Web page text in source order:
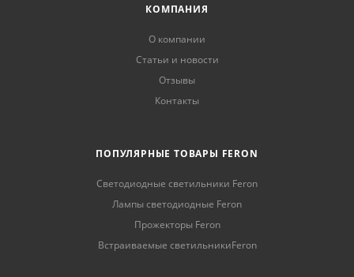
КОМПАНИЯ
О компании
Статьи и новости
Отзывы
Контакты
ПОПУЛЯРНЫЕ ТОВАРЫ FERON
Светодиодные светильники Feron
Лампы светодиодные Feron
Прожекторы Feron
Встраиваемые светильникиFeron